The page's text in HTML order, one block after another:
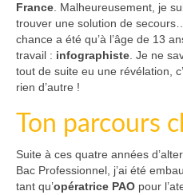
France. Malheureusement, je
trouver une solution de
chance a été qu’à l’âge de 13
travail : infographiste. Je ne
tout de suite eu une révélation,
rien d’autre !
Ton parcours
Suite à ces quatre années
Bac Professionnel, j’ai été
tant qu’opératrice PAO pour